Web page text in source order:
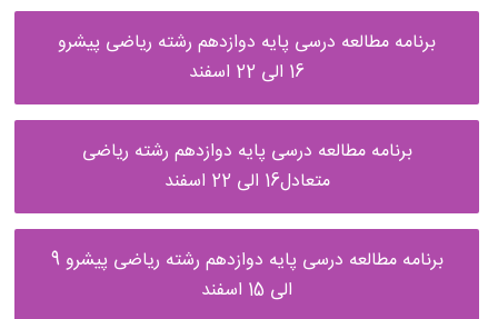
برنامه مطالعه درسی پایه دوازدهم رشته ریاضی پیشرو
16 الی 22 اسفند
برنامه مطالعه درسی پایه دوازدهم رشته ریاضی
متعادل16 الی 22 اسفند
برنامه مطالعه درسی پایه دوازدهم رشته ریاضی پیشرو 9
الی 15 اسفند